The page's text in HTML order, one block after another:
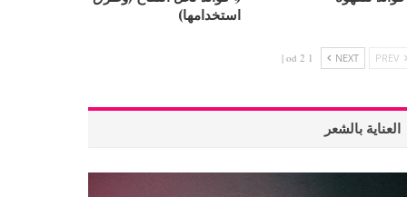
استخدامها)
NEXT
1 od 2 |
العناية بالشعر